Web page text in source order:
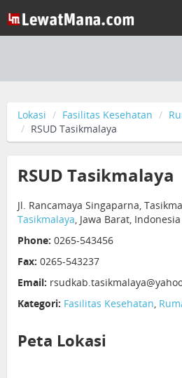
Lokasi Fasilitas Kesehatan
RSUD Tasikmalaya
RSUD Tasikmalaya
Jl. Rancamaya Singaparna,
Tasikmalaya, Jawa Barat,
Phone: 0265-543456
Fax: 0265-543237
Email:
Kategori: Fasilitas Kesehatan,
Peta Lokasi